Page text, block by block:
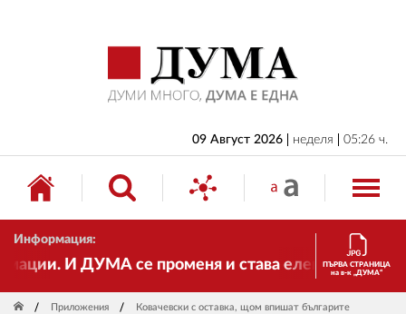
09 Август 2026 неделя 05:26 ч.
Информация:
И ДУМА се променя и става електронноПЪРВА СТРАНИЦА
на в-к „ДУМА“
Приложения Ковачевски с оставка, щом впишат българите
БЪЛГАРИЯ
ИКОНОМИКА
ИЗБОРИ
СВЯТ